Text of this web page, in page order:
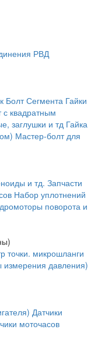
РВД
Болт Сегмента Гайки
с квадратным
заглушки и тд Гайка
Мастер-болт для
и тд. Запчасти
Набор уплотнений
поворота и
точки. микрошланги
давления)
Датчики
моточасов